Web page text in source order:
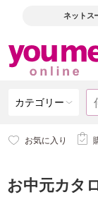
ネットス
カテゴリー
お気に入り
お中元カタ